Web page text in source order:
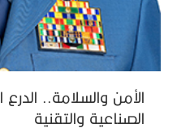
الأمن والسلامة..
الصناعية والتقنية